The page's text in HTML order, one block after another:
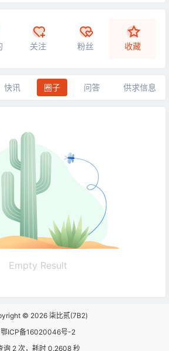
关注 粉丝 收藏
快讯 圈子 问答 供求信息
Empty Result
© 2026 柒比贰(7B2)
鄂ICP备16020046号-2
询 2 次，耗时 0.2608 秒